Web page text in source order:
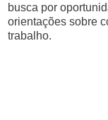
busca por
orientações sobre
trabalho.